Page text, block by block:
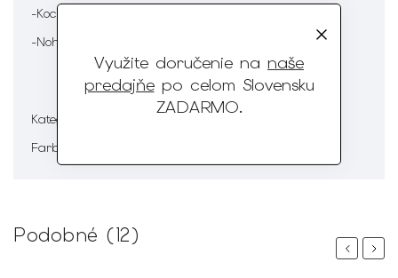
Využite doručenie na naše
predajňepo celom Slovensku
ZADARMO.
-Kockovaný vzor
-Nohavice cigaretového strihu
Kategória
Dámska móda
Farba
Podobné (12)
PreviousNext